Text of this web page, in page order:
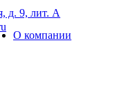
д. 9, лит. А
О компании